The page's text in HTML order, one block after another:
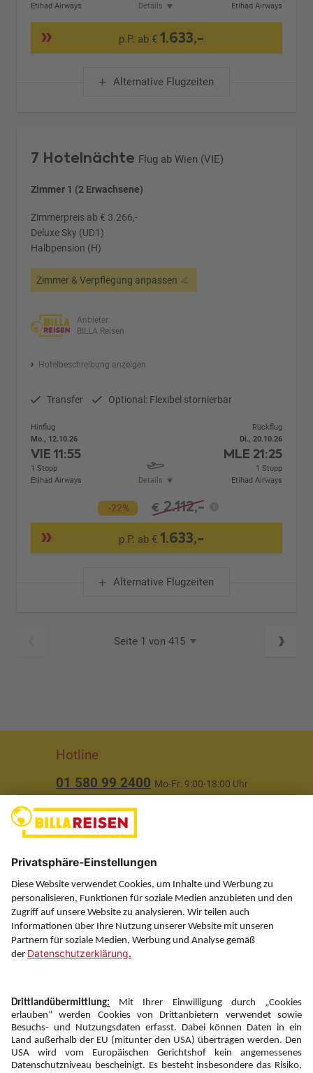
Etihad Airways
Details
Etihad Airways
p.P. ab €1.633,-
Alternative Flugzeiten
7 Hotelnächte Flug ab Wien (VIE)
Zimmer 1 (2 Erwachsene)
Zimmerpreis ab € 3.266,-
Deluxe Sky (UD1)
Halbpension (H)
Zimmer & Verpflegung anpassen
Anbieter:
BILLA Reisen
Hotelbeschreibung anzeigen
Transfer Optional: Flexibel stornierbar
Hinflug
Mo., 12.10.26
VIE11:55
1 Stopp
Etihad Airways
Details
Rückflug
Di., 20.10.26
MLE 21:25
1 Stopp
Etihad Airways
-22% € 2.112,-
p.P. ab €1.633,-
Alternative Flugzeiten
Seite 1 von 415
Hotline
01 580 99 2400 Mo-Fr: 9:00-18:00 Uhr
Über uns
Service
Information
Folgen Sie uns auf
Newsletter:
Anmelden